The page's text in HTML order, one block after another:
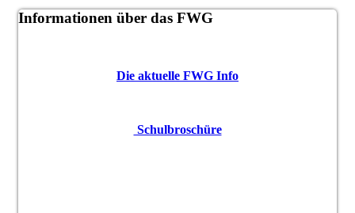
Informationen über das FWG
Die aktuelle FWG Info
Schulbroschüre